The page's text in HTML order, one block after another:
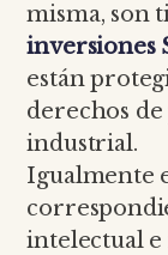
misma, son
inversiones
están
derechos
industrial.
Igualmente
intelectual e